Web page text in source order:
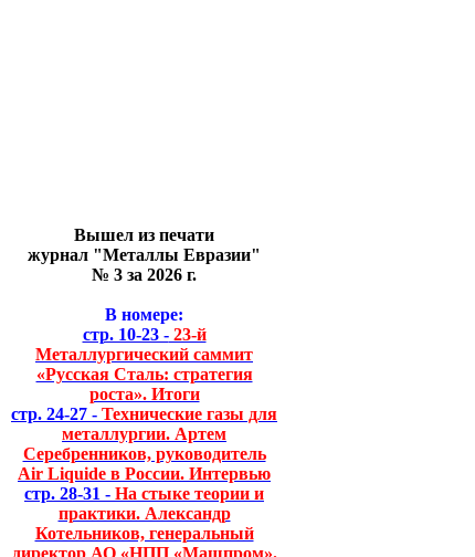
Вышел из печати
журнал "Металлы Евразии"
№ 3 за 2026 г.
В номере:
стр. 10-23 -23-й
Металлургический саммит
«Русская Сталь: стратегия
роста». Итоги
стр. 24-27 - Технические газы для
металлургии. Артем
Серебренников, руководитель
Air Liquide в России. Интервью
стр. 28-31 - На стыке теории и
практики. Александр
Котельников, генеральный